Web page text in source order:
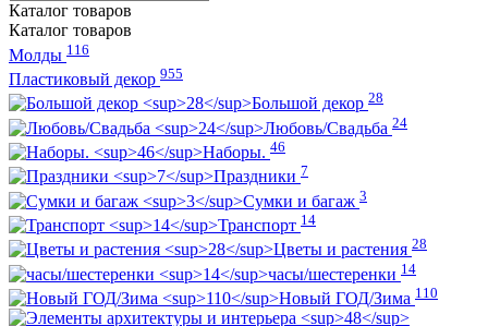
Каталог товаров
Каталог товаров
Молды 116
Пластиковый декор 955
Большой декор 28
Любовь/Cвадьба 24
Наборы. 46
Праздники 7
Сумки и багаж 3
Транспорт 14
Цветы и растения 28
часы/шестеренки 14
Новый ГОД/Зима 110